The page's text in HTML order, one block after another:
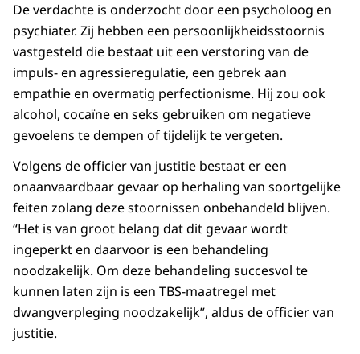
De verdachte is onderzocht door een psycholoog en
psychiater. Zij hebben een persoonlijkheidsstoornis
vastgesteld die bestaat uit een verstoring van de
impuls- en agressieregulatie, een gebrek aan
empathie en overmatig perfectionisme. Hij zou ook
alcohol, cocaïne en seks gebruiken om negatieve
gevoelens te dempen of tijdelijk te vergeten.
Volgens de officier van justitie bestaat er een
onaanvaardbaar gevaar op herhaling van soortgelijke
feiten zolang deze stoornissen onbehandeld blijven.
“Het is van groot belang dat dit gevaar wordt
ingeperkt en daarvoor is een behandeling
noodzakelijk. Om deze behandeling succesvol te
kunnen laten zijn is een TBS-maatregel met
dwangverpleging noodzakelijk”, aldus de officier van
justitie.